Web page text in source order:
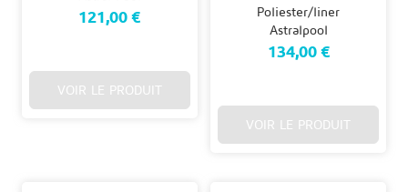
121,00 €
VOIR LE PRODUIT
134,00 €
VOIR LE PRODUIT